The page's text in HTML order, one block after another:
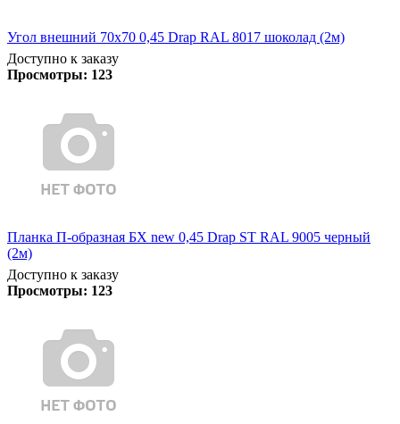
Угол внешний 70х70 0,45 Drap RAL 8017 шоколад (2м)
Доступно к заказу
Просмотры: 123
Планка П-образная БХ new 0,45 Drap ST RAL 9005 черный
(2м)
Доступно к заказу
Просмотры: 123